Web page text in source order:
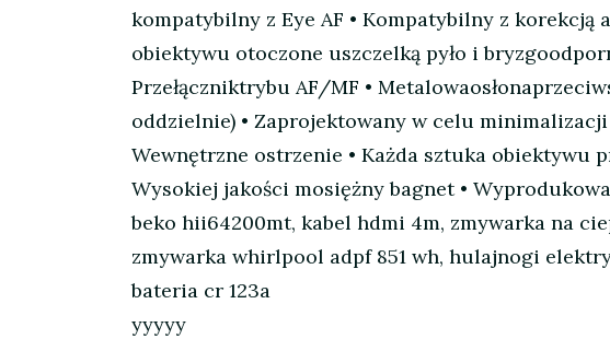
kompatybilny z Eye AF • Kompatybilny z
obiektywu otoczone uszczelką pyło i
Przełączniktrybu AF/MF •
oddzielnie) • Zaprojektowany w celu minimalizacji
Wewnętrzne ostrzenie • Każda sztuka obiektywu
Wysokiej jakości mosiężny bagnet •
beko hii64200mt, kabel hdmi 4m, zmywarka na
zmywarka whirlpool adpf 851 wh, hulajnogi
bateria cr 123a
yyyyy